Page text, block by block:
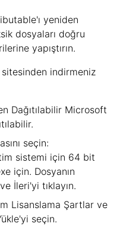
yeniden
dosyaları doğru
yapıştırın.
indirmeniz
Dağıtılabilir Microsoft
seçin:
sistemi için 64 bit
için. Dosyanın
İleri'yi tıklayın.
Lisanslama Şartlar ve
seçin.